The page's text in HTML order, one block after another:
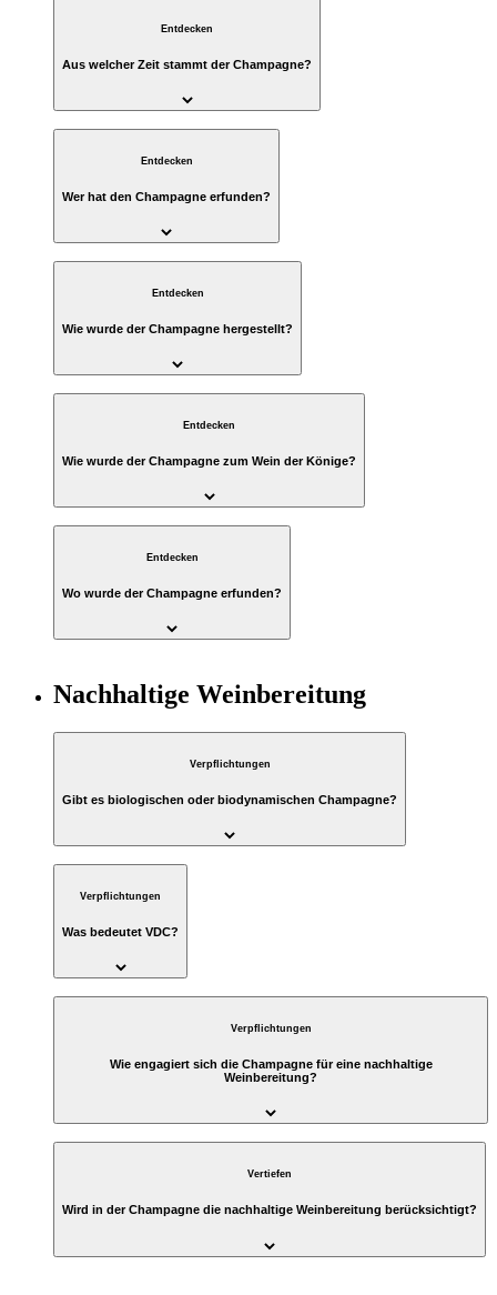
Entdecken
Aus welcher Zeit stammt der Champagne?
Entdecken
Wer hat den Champagne erfunden?
Entdecken
Wie wurde der Champagne hergestellt?
Entdecken
Wie wurde der Champagne zum Wein der Könige?
Entdecken
Wo wurde der Champagne erfunden?
Nachhaltige Weinbereitung
Verpflichtungen
Gibt es biologischen oder biodynamischen Champagne?
Verpflichtungen
Was bedeutet VDC?
Verpflichtungen
Wie engagiert sich die Champagne für eine nachhaltige
Weinbereitung?
Vertiefen
Wird in der Champagne die nachhaltige Weinbereitung berücksichtigt?